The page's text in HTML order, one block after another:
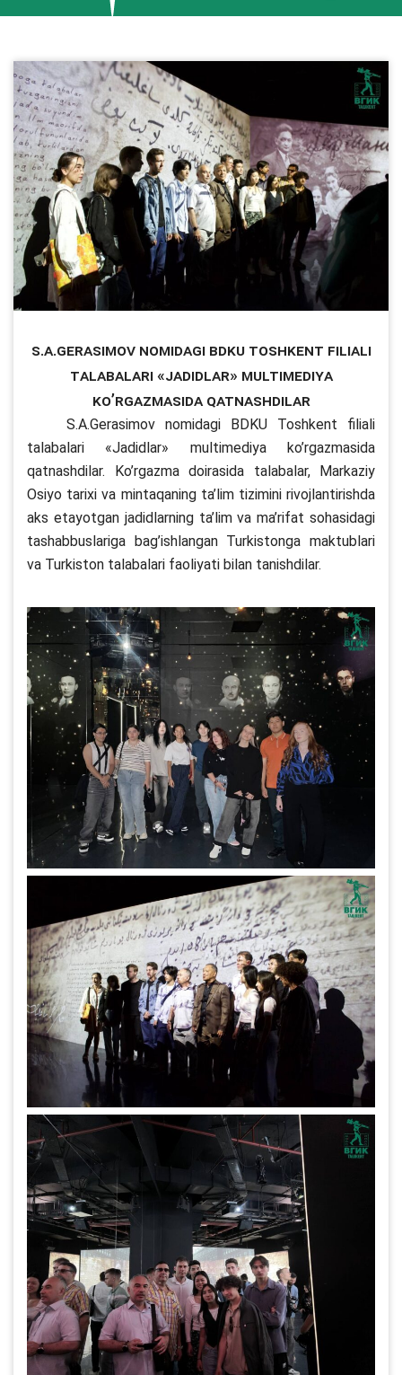
S.A.Gerasimov nomidagi BDKU Toshkent filiali
talabalari «Jadidlar» multimediya
ko’rgazmasida qatnashdilar
S.A.Gerasimov nomidagi BDKU Toshkent filiali
talabalari «Jadidlar» multimediya ko’rgazmasida
qatnashdilar. Ko’rgazma doirasida talabalar, Markaziy
Osiyo tarixi va mintaqaning ta’lim tizimini rivojlantirishda
aks etayotgan jadidlarning ta’lim va ma’rifat sohasidagi
tashabbuslariga bag’ishlangan Turkistonga maktublari
va Turkiston talabalari faoliyati bilan tanishdilar.